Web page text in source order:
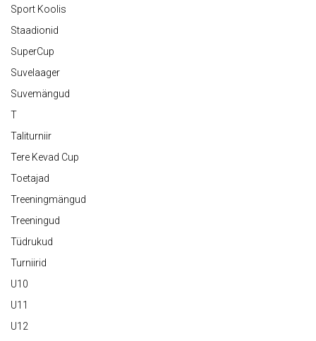
Sport Koolis
Staadionid
SuperCup
Suvelaager
Suvemängud
T
Taliturniir
Tere Kevad Cup
Toetajad
Treeningmängud
Treeningud
Tüdrukud
Turniirid
U10
U11
U12